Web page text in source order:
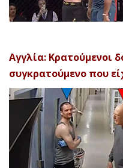
Αγγλία: Κρατούμενοι
συγκρατούμενο που